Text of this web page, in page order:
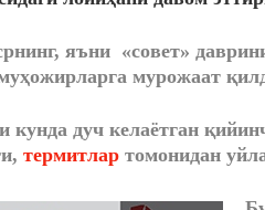
яъни «совет»
мурожаат
кунда дуч келаётган
термитлартомонидан